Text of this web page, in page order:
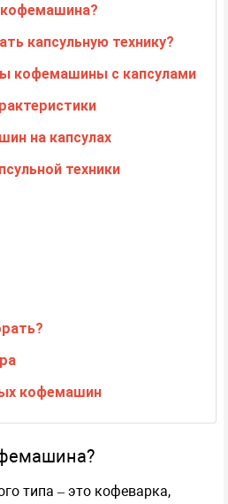
капсульную технику?
кофемашины с капсулами
на капсулах
техники
кофемашин
типа – это кофеварка,